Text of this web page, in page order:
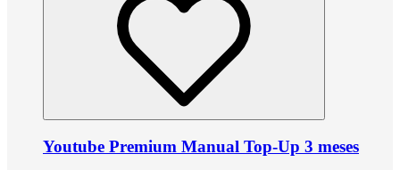
Youtube Premium Manual Top-Up 3 meses